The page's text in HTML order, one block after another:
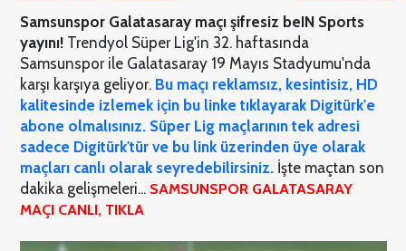
Samsunspor Galatasaray maçı şifresiz beIN Sports
yayını! Trendyol Süper Lig'in 32. haftasında
Samsunspor ile Galatasaray 19 Mayıs Stadyumu'nda
karşı karşıya geliyor. Bu maçı reklamsız, kesintisiz, HD
kalitesinde izlemek için bu linke tıklayarak Digitürk'e
abone olmalısınız. Süper Lig maçlarının tek adresi
sadece Digitürk'tür ve bu link üzerinden üye olarak
maçları canlı olarak seyredebilirsiniz.İşte maçtan son
dakika gelişmeleri... SAMSUNSPOR GALATASARAY
MAÇI CANLI, TIKLA